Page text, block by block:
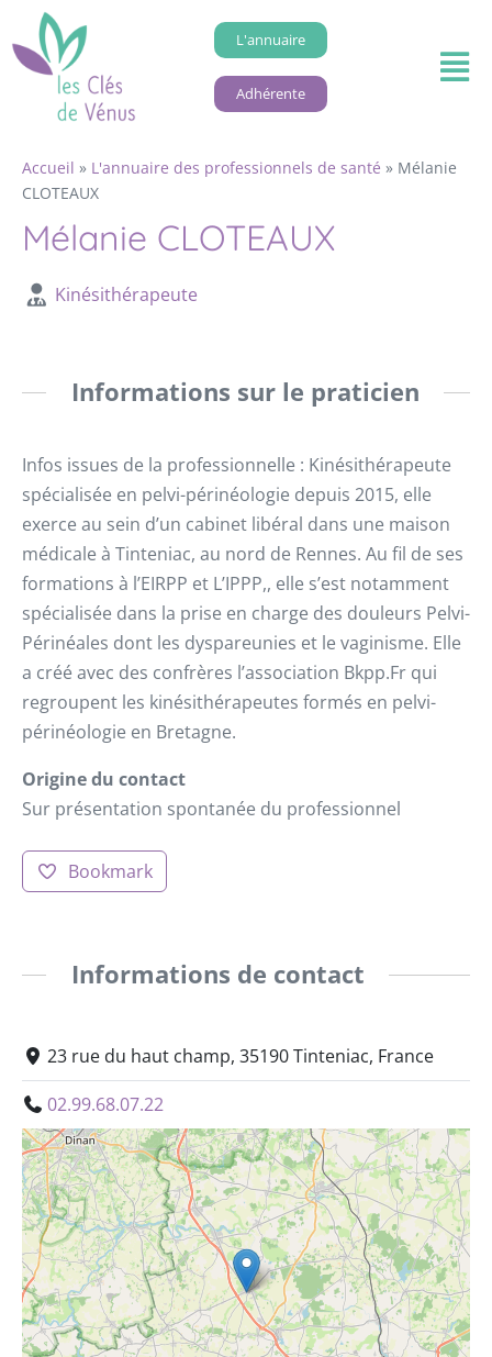
L'annuaire
Adhérente
Accueil » L'annuaire des professionnels de santé » Mélanie
CLOTEAUX
Mélanie CLOTEAUX
Kinésithérapeute
Informations sur le praticien
Infos issues de la professionnelle : Kinésithérapeute
spécialisée en pelvi-périnéologie depuis 2015, elle
exerce au sein d’un cabinet libéral dans une maison
médicale à Tinteniac, au nord de Rennes. Au fil de ses
formations à l’EIRPP et L’IPPP,, elle s’est notamment
spécialisée dans la prise en charge des douleurs Pelvi-
Périnéales dont les dyspareunies et le vaginisme. Elle
a créé avec des confrères l’association Bkpp.Fr qui
regroupent les kinésithérapeutes formés en pelvi-
périnéologie en Bretagne.
Origine du contact
Sur présentation spontanée du professionnel
Bookmark
Informations de contact
23 rue du haut champ, 35190 Tinteniac, France
02.99.68.07.22